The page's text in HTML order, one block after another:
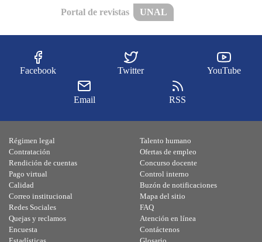
Portal de revistas UNAL
Facebook Twitter YouTube
Email RSS
Régimen legal
Contratación
Rendición de cuentas
Pago virtual
Calidad
Talento humano
Ofertas de empleo
Concurso docente
Control interno
Buzón de notificaciones
Correo institucional
Redes Sociales
Quejas y reclamos
Encuesta
Mapa del sitio
FAQ
Atención en línea
Contáctenos